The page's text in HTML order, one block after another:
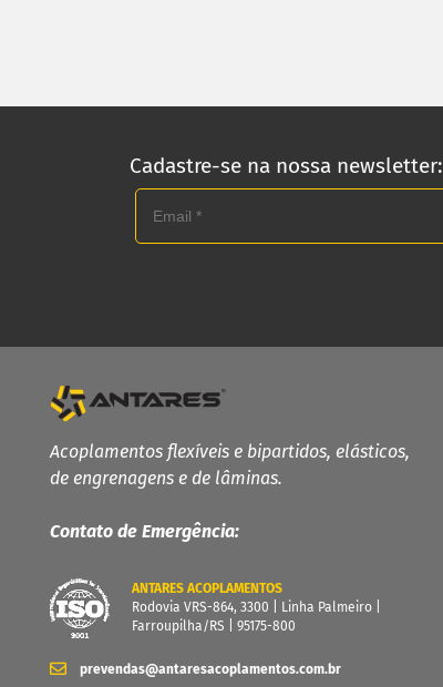
Cadastre-se na nossa newsletter:
Acoplamentos flexíveis e bipartidos, elásticos,
de engrenagens e de lâminas.
Contato de Emergência:
ANTARES ACOPLAMENTOS
Rodovia VRS-864, 3300 | Linha Palmeiro |
Farroupilha/RS | 95175-800
prevendas@antaresacoplamentos.com.br